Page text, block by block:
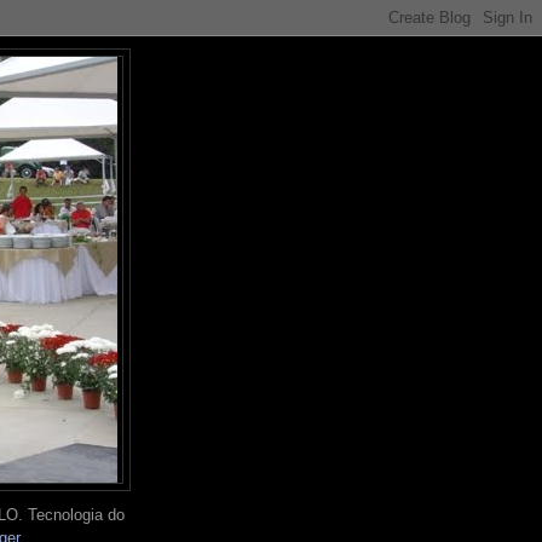
Tecnologia do
.